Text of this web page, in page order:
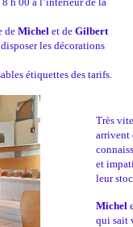
de Michel et de Gilbert
les décorations
étiquettes des tarifs.
Très
arrivent
et
leur
Michel
qui sait